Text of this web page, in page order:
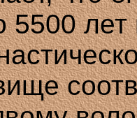
5500 лет